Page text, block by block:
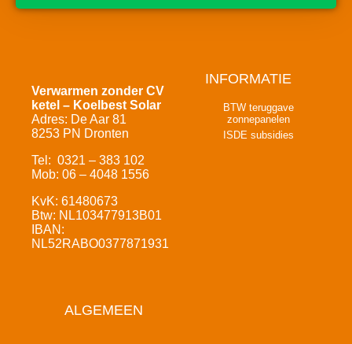
Verwarmen zonder CV
ketel – Koelbest Solar
Adres: De Aar 81
8253 PN Dronten
Tel: 0321 – 383 102
Mob: 06 – 4048 1556
KvK: 61480673
Btw: NL103477913B01
IBAN:
NL52RABO0377871931
INFORMATIE
BTW teruggave
zonnepanelen
ISDE subsidies
ALGEMEEN